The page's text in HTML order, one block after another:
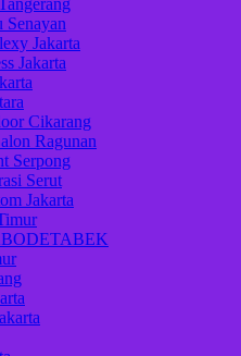
Senayan
Jakarta
Jakarta
Cikarang
Ragunan
Serpong
Serut
Jakarta